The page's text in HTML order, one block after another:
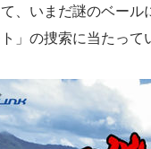
、いまだ謎のベール
」の捜索に当たって